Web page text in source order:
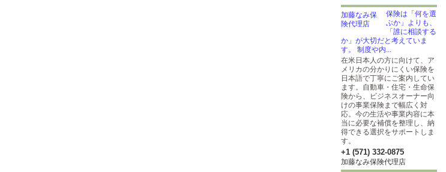
保険は「何を選
ぶか」よりも、
「誰に相談する
か」が大切だと考えていま
す。 制度や内...
在米日本人の方に向けて、ア
メリカの分かりにくい保険を
日本語で丁寧にご案内してい
ます。自動車・住宅・生命保
険から、ビジネスオーナー向
けの事業保険まで幅広く対
応。今の生活や事業内容に本
当に必要な補償を整理し、納
得できる選択をサポートしま
す。
+1 (571) 332-0875
加藤なみ保険代理店